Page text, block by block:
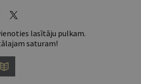
lasītāju pulkam.
saturam!